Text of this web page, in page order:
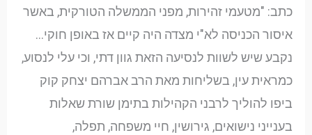
כתב: "מטעמי זהירות, מפני הממשלה הטורקית, באשר
איסור הכניסה לא"י מצדה היה קיים אז באופן חוקי…
נקבע שיש לשוות לנסיעה הזאת גוון דתי, וכי עלי לנסוע,
כמראית עין, בשליחות מאת הרב אברהם יצחק קוק
ביפו להוליך לרבני הקהילות בתימן שורת שאלות
בענייני נישואים, גירושין, חיי משפחה, תפלה,